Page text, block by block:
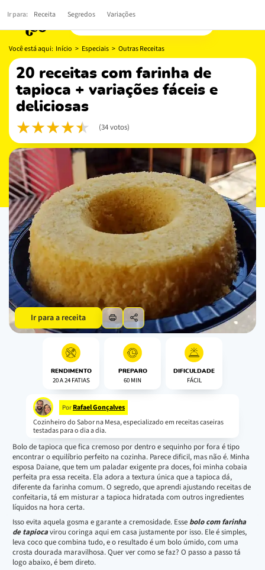
Você está aqui: Início > Especiais > Outras Receitas
20 receitas com farinha de
tapioca + variações fáceis e
deliciosas
(34 votos)
Ir para a receita
RENDIMENTO
20 A 24 FATIAS
PREPARO
60 MIN
DIFICULDADE
FÁCIL
Por Rafael Gonçalves
Cozinheiro do Sabor na Mesa, especializado em receitas caseiras
testadas para o dia a dia.
Bolo de tapioca que fica cremoso por dentro e sequinho por fora é tipo
encontrar o equilíbrio perfeito na cozinha. Parece dificil, mas não é. Minha
esposa Daiane, que tem um paladar exigente pra doces, foi minha cobaia
perfeita pra essa receita. Ela adora a textura única que a tapioca dá,
diferente da farinha comum. O segredo, que aprendi ajustando receitas de
confeitaria, tá em misturar a tapioca hidratada com outros ingredientes
líquidos na hora certa.
Isso evita aquela gosma e garante a cremosidade. Esse bolo com farinha
de tapiocavirou coringa aqui em casa justamente por isso. Ele é simples,
leva coco que combina tudo, e o resultado é um bolo úmido, com uma
crosta dourada maravilhosa. Quer ver como se faz? O passo a passo tá
logo abaixo, é bem direto.
Ir para: Receita Segredos Variações